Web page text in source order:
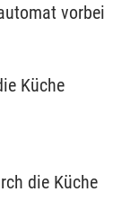
vorbei
Küche
die Küche